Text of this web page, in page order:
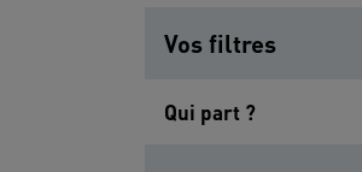
Vos filtres
Qui part ?